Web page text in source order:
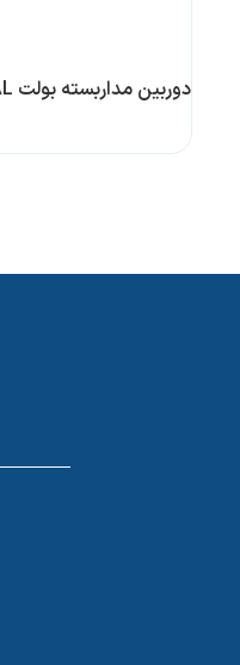
دوربین مداربسته بولت NBE-3502-AL